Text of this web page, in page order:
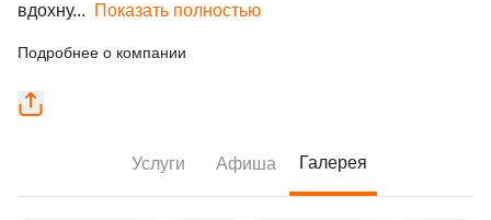
вдохну... Показать полностью
Подробнее о компании
Услуги Афиша Галерея